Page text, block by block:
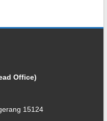
Office)
15124